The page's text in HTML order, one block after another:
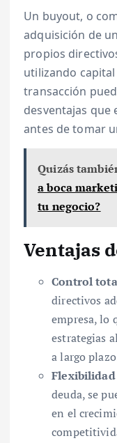
Un buyout, o
adquisición de
propios
utilizando
transacción
desventajas
antes de tomar
Quizás
a boca
tu negocio?
Ventajas
Control
directivos
empresa, lo
estrategias
a largo
deuda, se
en el